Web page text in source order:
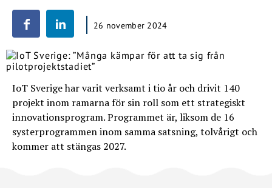
26 november 2024
IoT Sverige har varit verksamt i tio år och drivit 140
projekt inom ramarna för sin roll som ett strategiskt
innovationsprogram. Programmet är, liksom de 16
systerprogrammen inom samma satsning, tolvårigt och
kommer att stängas 2027.